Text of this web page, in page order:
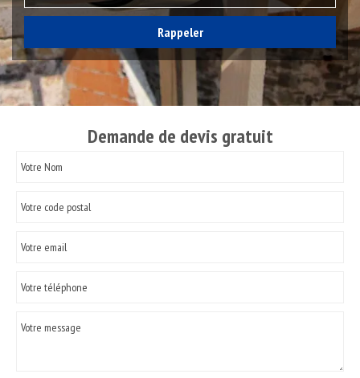
Demande de devis gratuit